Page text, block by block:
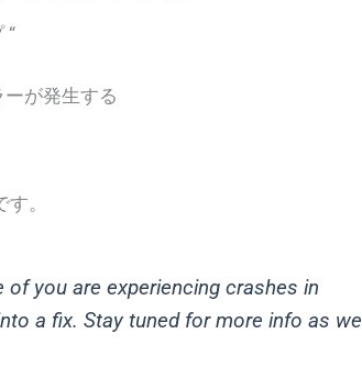
“
が発生する
。
you are experiencing crashes in
a fix. Stay tuned for more info as we